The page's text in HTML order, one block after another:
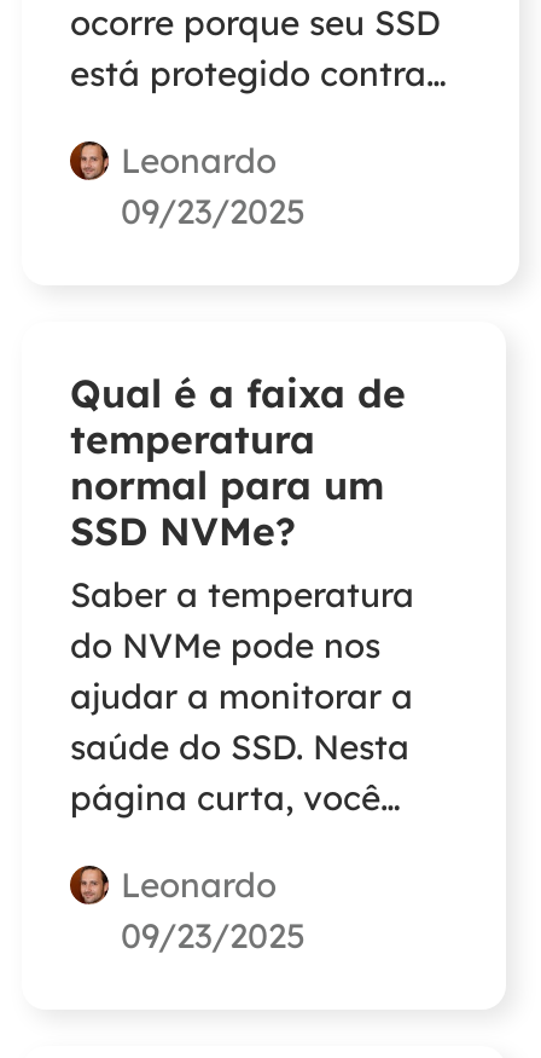
ocorre porque seu SSD
está protegido contra
arquivos na unidade
SSD. Este artigo ajudará
Leonardo
09/23/2025
Qual é a faixa de
temperatura
normal para um
SSD NVMe?
Saber a temperatura
do NVMe pode nos
ajudar a monitorar a
saúde do SSD. Nesta
página curta, você
rapidamente a
temperatura normal de
Leonardo
09/23/2025